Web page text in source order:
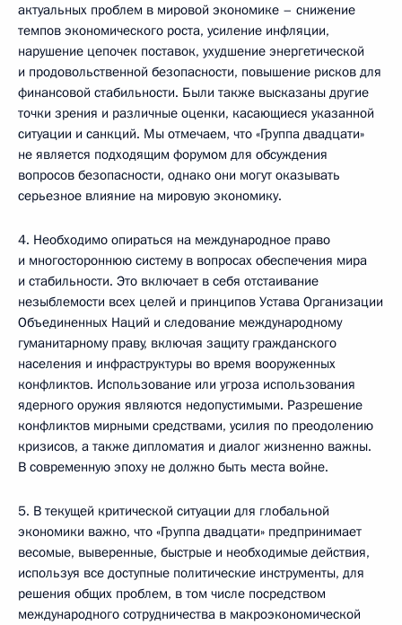
актуальных проблем в мировой экономике – снижение
темпов экономического роста, усиление инфляции,
нарушение цепочек поставок, ухудшение энергетической
и продовольственной безопасности, повышение рисков для
финансовой стабильности. Были также высказаны другие
точки зрения и различные оценки, касающиеся указанной
ситуации и санкций. Мы отмечаем, что «Группа двадцати»
не является подходящим форумом для обсуждения
вопросов безопасности, однако они могут оказывать
серьезное влияние на мировую экономику.
4. Необходимо опираться на международное право
и многостороннюю систему в вопросах обеспечения мира
и стабильности. Это включает в себя отстаивание
незыблемости всех целей и принципов Устава Организации
Объединенных Наций и следование международному
гуманитарному праву, включая защиту гражданского
населения и инфраструктуры во время вооруженных
конфликтов. Использование или угроза использования
ядерного оружия являются недопустимыми. Разрешение
конфликтов мирными средствами, усилия по преодолению
кризисов, а также дипломатия и диалог жизненно важны.
В современную эпоху не должно быть места войне.
5. В текущей критической ситуации для глобальной
экономики важно, что «Группа двадцати» предпринимает
весомые, выверенные, быстрые и необходимые действия,
используя все доступные политические инструменты, для
решения общих проблем, в том числе посредством
международного сотрудничества в макроэкономической